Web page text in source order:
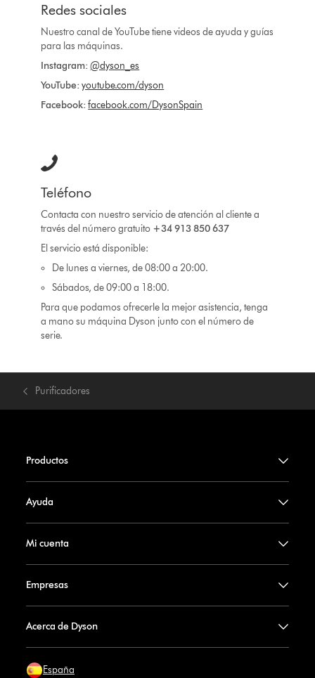
Redes sociales
Nuestro canal de YouTube tiene videos de ayuda y guías
para las máquinas.
Instagram: @dyson_es
YouTube: youtube.com/dyson
Facebook: facebook.com/DysonSpain
Teléfono
Contacta con nuestro servicio de atención al cliente a
través del número gratuito +34 913 850 637
El servicio está disponible:
De lunes a viernes, de 08:00 a 20:00.
Sábados, de 09:00 a 18:00.
Para que podamos ofrecerle la mejor asistencia, tenga
a mano su máquina Dyson junto con el número de
serie.
Purificadores
Productos
Ayuda
Mi cuenta
Empresas
Acerca de Dyson
España